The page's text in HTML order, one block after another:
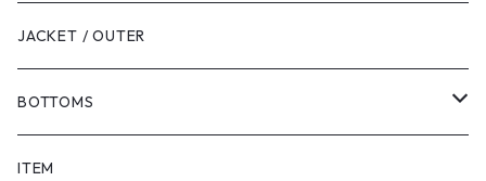
JACKET / OUTER
BOTTOMS
SHORTS
ITEM